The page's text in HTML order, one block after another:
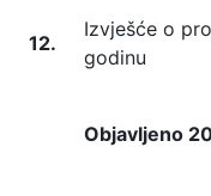
12.
Izvješće o
godinu
Objavljeno